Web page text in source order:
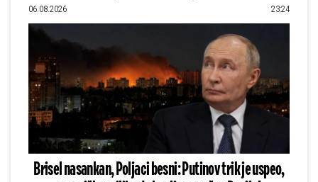
06.08.2026 23:24
Brisel nasankan, Poljaci besni: Putinov trik je uspeo,